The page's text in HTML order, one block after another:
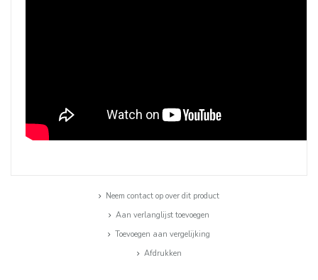
Neem contact op over dit product
Aan verlanglijst toevoegen
Toevoegen aan vergelijking
Afdrukken